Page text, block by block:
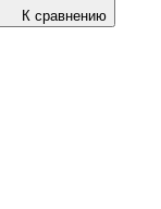
К сравнению